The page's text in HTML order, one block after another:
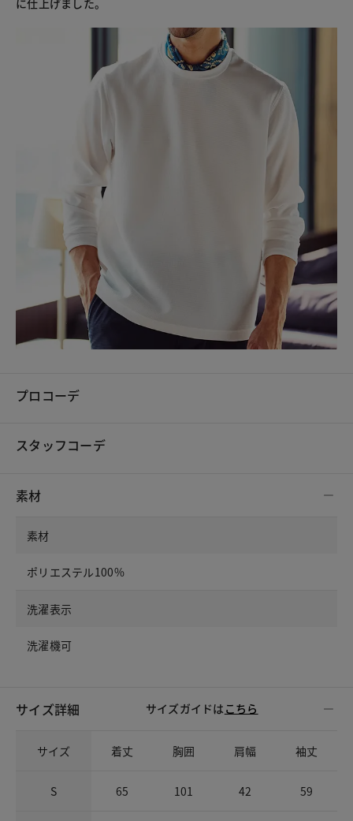
に仕上げました。
プロコーデ
スタッフコーデ
素材
素材
ポリエステル100%
洗濯表示
洗濯機可
サイズ詳細 サイズガイドは こちら
サイズ 着丈 胸囲 肩幅 袖丈
S 65 101 42 59